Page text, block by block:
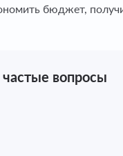
бюджет,
вопросы